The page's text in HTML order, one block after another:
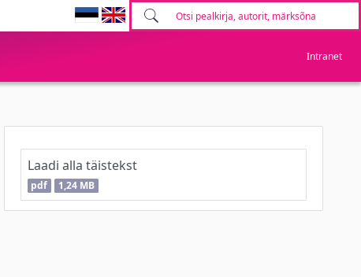
Intranet
Laadi alla täistekst
pdf 1,24 MB